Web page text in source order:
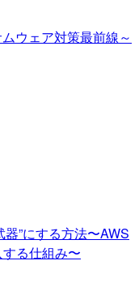
ウェア対策最前線～
器”にする方法〜AWS
る仕組み〜